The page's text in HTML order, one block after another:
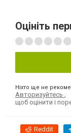
Оцініть
Ніхто ще не
Авторизуйтесь
щоб оцінити і
Reddit